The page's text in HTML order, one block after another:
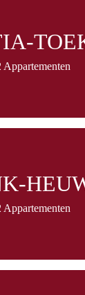
Appartementen
Appartementen